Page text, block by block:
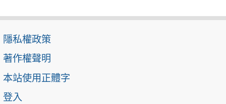
隱私權政策
著作權聲明
本站使用正體字
登入